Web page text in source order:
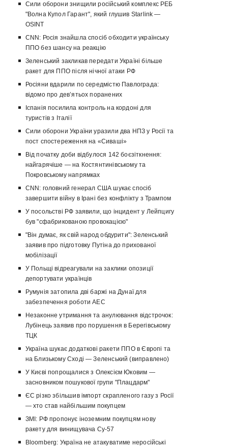
Сили оборони знищили російський комплекс РЕБ
"Волна Купол Гарант", який глушив Starlink —
OSINT
CNN: Росія знайшла спосіб обходити українську
ППО без шансу на реакцію
Зеленський закликав передати Україні більше
ракет для ППО після нічної атаки РФ
Росіяни вдарили по середмістю Павлограда:
відомо про девʼятьох поранених
Іспанія посилила контроль на кордоні для
туристів з Італії
Сили оборони України уразили два НПЗ у Росії та
пост спостереження на «Сиваші»
Від початку доби відбулося 142 боєзіткнення:
найгарячіше — на Костянтинівському та
Покровському напрямках
CNN: головний генерал США шукає спосіб
завершити війну в Ірані без конфлікту з Трампом
У посольстві РФ заявили, що інцидент у Лейпцигу
був "сфабрикованою провокацією"
"Він думає, як свій народ обдурити": Зеленський
заявив про підготовку Путіна до прихованої
мобілізації
У Польщі відреагували на заклики опозиції
депортувати українців
Румунія затопила дві баржі на Дунаї для
забезпечення роботи АЕС
Незаконне утримання та анулювання відстрочок:
Лубінець заявив про порушення в Берегівському
ТЦК
Україна шукає додаткові ракети ППО в Європі та
на Близькому Сході — Зеленський (виправлено)
У Києві попрощалися з Олексієм Юковим —
засновником пошукової групи "Плацдарм"
ЄС різко збільшив імпорт скрапленого газу з Росії
— хто став найбільшим покупцем
ЗМІ: РФ пропонує іноземним покупцям нову
ракету для винищувача Су-57
Bloomberg: Україна не атакуватиме неросійські